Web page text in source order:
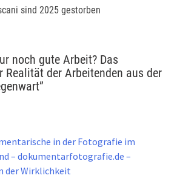
sind 2025 gestorben
noch gute Arbeit? Das
Realität der Arbeitenden aus der
”
in der Fotografie im
– dokumentarfotografie.de –
der Wirklichkeit